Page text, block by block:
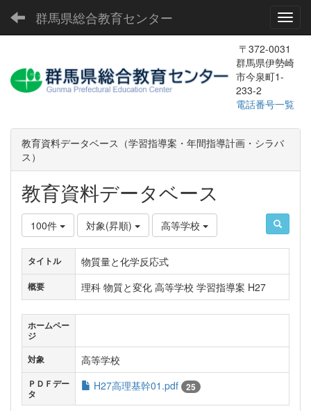
群馬県総合教育センター
〒372-0031
群馬県伊勢崎
市今泉町1-
233-2
電話番号一覧
教育資料データベース（学習指導案・年間指導計画・シラバ
ス）
教育資料データベース
100件 対象(昇順) 高等学校
タイトル 物質量と化学反応式
概要 理科 物質と変化 高等学校 学習指導案 H27
ホームペー
ジ
対象
高等学校
ＰＤＦデー
タ
H27高理基幹01.pdf 25